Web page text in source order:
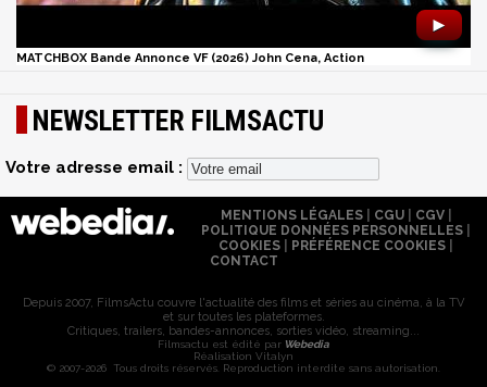
►
MATCHBOX Bande Annonce VF (2026) John Cena, Action
NEWSLETTER FILMSACTU
Votre adresse email :
MENTIONS LÉGALES| CGU| CGV|
POLITIQUE DONNÉES PERSONNELLES
COOKIES
PRÉFÉRENCE COOKIES
CONTACT
Depuis 2007, FilmsActu couvre l'actualité des films et séries au cinéma, à la TV
et sur toutes les plateformes.
Critiques, trailers, bandes-annonces, sorties vidéo, streaming...
Filmsactu est édité par Webedia
Réalisation Vitalyn
© 2007-2026 Tous droits réservés. Reproduction interdite sans autorisation.